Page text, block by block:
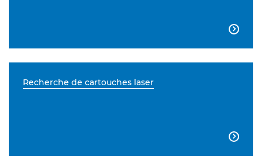

Recherche de cartouches laser
